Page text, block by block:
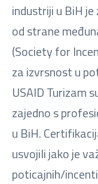
industriji u BiH
od strane
(Society for
za izvrsnost u
USAID Turizam
zajedno s
u BiH.
usvojili jako je
poticajnih/